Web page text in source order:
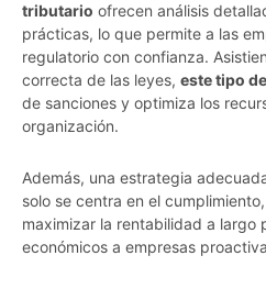
tributario ofrecen análisis
prácticas, lo que permite a las
regulatorio con confianza.
correcta de las leyes, este tipo
de sanciones y optimiza los
organización.
Además, una estrategia
solo se centra en el
maximizar la rentabilidad a largo
económicos a empresas